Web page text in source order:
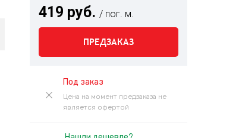
419 руб. / пог. м.
ПРЕДЗАКАЗ
Под заказ
Цена на момент предзаказа не
является офертой